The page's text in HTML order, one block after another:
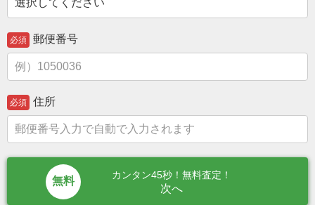
必須 郵便番号
必須 住所
カンタン45秒！無料査定！
次へ